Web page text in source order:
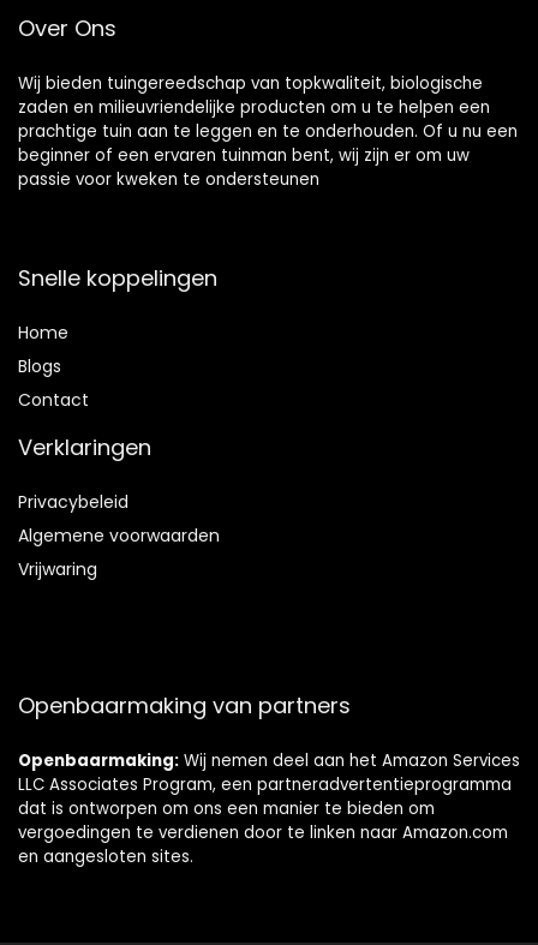
Over Ons
Wij bieden tuingereedschap van topkwaliteit, biologische
zaden en milieuvriendelijke producten om u te helpen een
prachtige tuin aan te leggen en te onderhouden. Of u nu een
beginner of een ervaren tuinman bent, wij zijn er om uw
passie voor kweken te ondersteunen
Snelle koppelingen
Home
Blogs
Contact
Verklaringen
Privacybeleid
Algemene voorwaarden
Vrijwaring
Openbaarmaking van partners
Openbaarmaking: Wij nemen deel aan het Amazon Services
LLC Associates Program, een partneradvertentieprogramma
dat is ontworpen om ons een manier te bieden om
vergoedingen te verdienen door te linken naar Amazon.com
en aangesloten sites.